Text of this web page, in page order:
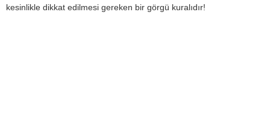
kesinlikle dikkat edilmesi gereken bir görgü kuralıdır!